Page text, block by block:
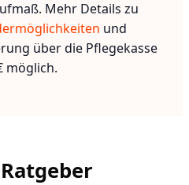
Mehr Details zu
und
über die Pflegekasse
möglich.